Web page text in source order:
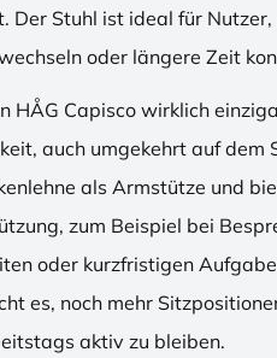
Der Stuhl ist ideal für
oder längere Zeit
HÅG Capisco wirklich
auch umgekehrt auf dem
als Armstütze und
zum Beispiel bei
oder kurzfristigen
es, noch mehr
aktiv zu bleiben.